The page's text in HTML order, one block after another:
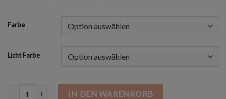
Farbe
Licht Farbe
Flach Led Einbaustrahler IP44 5W 230V Menge
IN DEN WARENKORB